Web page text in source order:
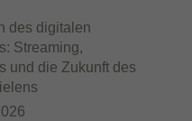
des digitalen
Streaming,
und die Zukunft des